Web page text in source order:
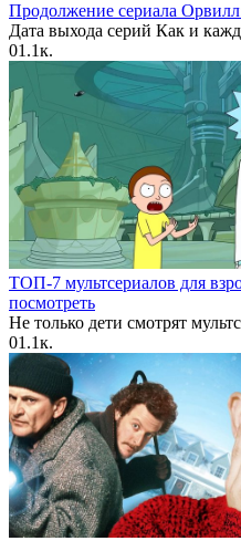
Продолжение сериала
Дата выхода серий Как и
01.1к.
ТОП-7 мультсериалов для
посмотреть
Не только дети смотрят
01.1к.